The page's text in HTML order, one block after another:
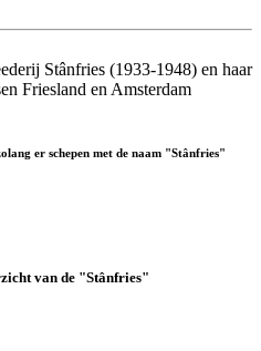
Stânfries (1933-1948) en haar
Friesland en Amsterdam
er schepen met de naam "Stânfries"
van de "Stânfries"